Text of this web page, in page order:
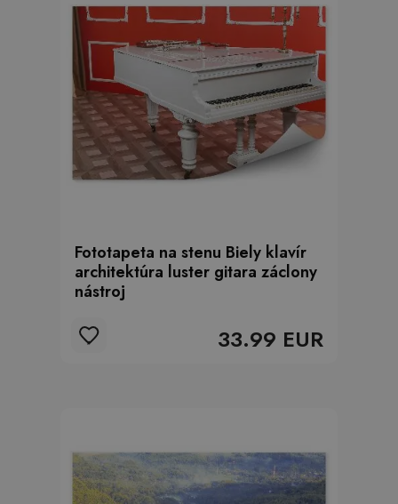
Fototapeta na stenu Biely klavír
architektúra luster gitara záclony
nástroj
33.99 EUR